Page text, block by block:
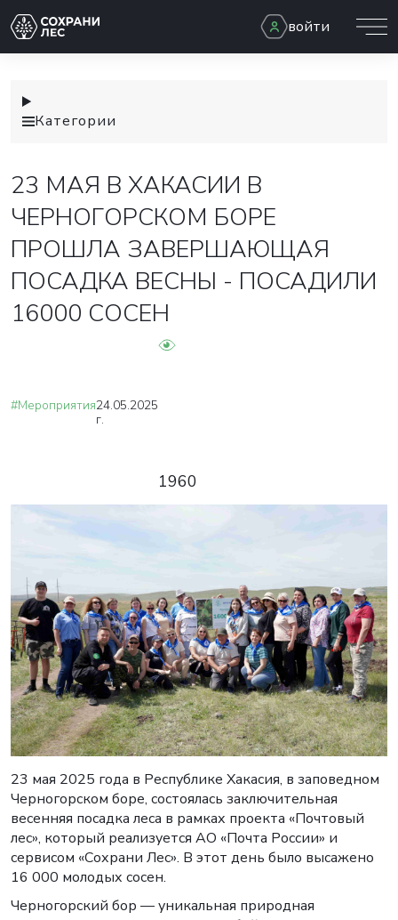
войти
Категории
23 МАЯ В ХАКАСИИ В
ЧЕРНОГОРСКОМ БОРЕ
ПРОШЛА ЗАВЕРШАЮЩАЯ
ПОСАДКА ВЕСНЫ - ПОСАДИЛИ
16000 СОСЕН
#Мероприятия24.05.2025
г.
1960
23 мая 2025 года в Республике Хакасия, в заповедном
Черногорском боре, состоялась заключительная
весенняя посадка леса в рамках проекта «Почтовый
лес», который реализуется АО «Почта России» и
сервисом «Сохрани Лес». В этот день было высажено
16 000 молодых сосен.
Черногорский бор — уникальная природная